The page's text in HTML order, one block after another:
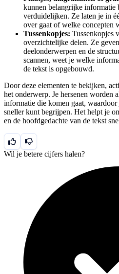
kunnen belangrijke informatie
verduidelijken. Ze laten je in
over gaat of welke concepten
Tussenkopjes: Tussenkopjes
overzichtelijke delen. Ze
deelonderwerpen en de
scannen, weet je welke
de tekst is opgebouwd.
Door deze elementen te bekijken,
het onderwerp. Je hersenen worden
informatie die komen gaat,
sneller kunt begrijpen. Het helpt je
en de hoofdgedachte van de tekst
Wil je betere cijfers halen?